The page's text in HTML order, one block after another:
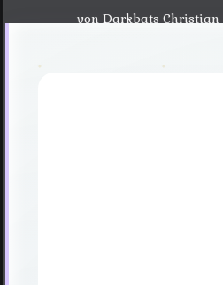
vonDarkbats Christian